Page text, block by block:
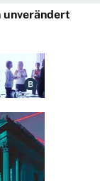
unverändert